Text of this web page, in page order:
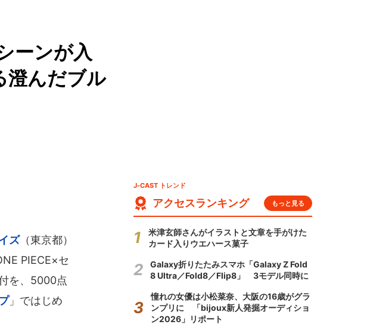
ーンが入
澄んだブル
ズ（東京都）
PIECE×セ
を、5000点
」ではじめ
J-CAST トレンド
アクセスランキング もっと見る
米津玄師さんがイラストと文章を手がけた
カード入りウエハース菓子
Galaxy折りたたみスマホ「Galaxy Z Fold
8 Ultra／Fold8／Flip8」 3モデル同時に
憧れの女優は小松菜奈、大阪の16歳がグラ
ンプリに 「bijoux新人発掘オーディショ
ン2026」リポート